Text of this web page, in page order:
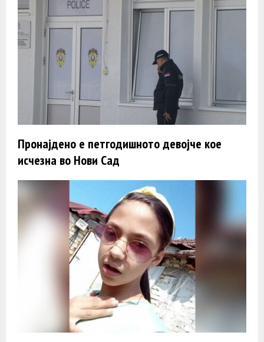
Пронајдено e петгодишното девојче кое
исчезна во Нови Сад